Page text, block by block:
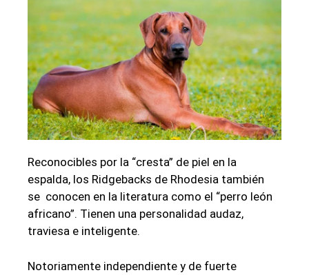
Reconocibles por la “cresta” de piel en la
espalda, los Ridgebacks de Rhodesia también
se conocen en la literatura como el “perro león
africano”. Tienen una personalidad audaz,
traviesa e inteligente.
Notoriamente independiente y de fuerte